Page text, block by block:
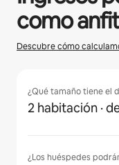
como
Descubre cómo
¿Qué tamaño tiene el
2 habitación ·
¿Los huéspedes